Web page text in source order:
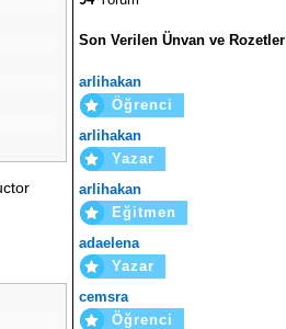
Son Verilen Ünvan ve Rozetler
arlihakan
Öğrenci
arlihakan
Yazar
arlihakan
Eğitmen
adaelena
Yazar
cemsra
Öğrenci